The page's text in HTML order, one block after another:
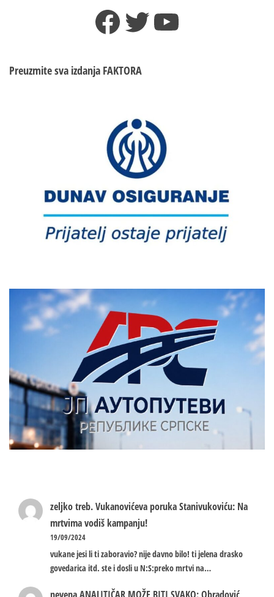
Facebook
TwitterYouTube
Preuzmite sva izdanja FAKTORA
zeljko treb.Vukanovićeva poruka Stanivukoviću: Na
mrtvima vodiš kampanju!
19/09/2024
vukane jesi li ti zaboravio? nije davno bilo! ti jelena drasko
govedarica itd. ste i dosli u N:S:preko mrtvi na…